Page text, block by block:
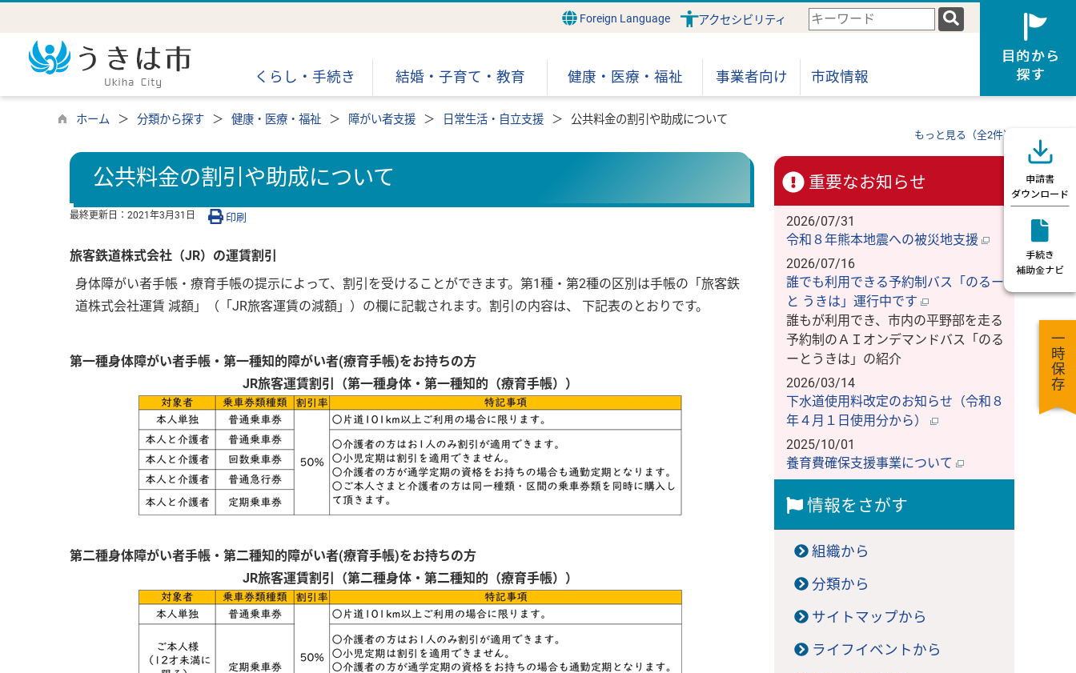
Foreign Language アクセシビリティ
検
ー
ワ
くらし・手続き 結婚・子育て・教育 健康・医療・福祉 事業者向け 市政情報
ホーム 分類から探す 健康・医療・福祉 障がい者支援 日常生活・自立支援 公共料金の割引や助成について
もっと見る（全2件）
公共料金の割引や助成について
最終更新日： 2021年3月31日 印刷
旅客鉄道株式会社（JR）の運賃割引
身体障がい者手帳・療育手帳の提示によって、割引を受けることができます。第1種・第2種の区別は手帳の「旅客鉄
道株式会社運賃 減額」（「JR旅客運賃の減額」）の欄に記載されます。割引の内容は、 下記表のとおりです。
第一種身体障がい者手帳・第一種知的障がい者(療育手帳)をお持ちの方
JR旅客運賃割引（第一種身体・第一種知的（療育手帳））
第二種身体障がい者手帳・第二種知的障がい者(療育手帳)をお持ちの方
JR旅客運賃割引（第二種身体・第二種知的（療育手帳））
重要なお知らせ
2026/07/31
令和８年熊本地震への被災地支援
2026/07/16
誰でも利用できる予約制バス「のるー
と うきは」運行中です
誰もが利用でき、市内の平野部を走る
予約制のＡＩオンデマンドバス「のる
ーとうきは」の紹介
2026/03/14
下水道使用料改定のお知らせ（令和８
年４月１日使用分から）
2025/10/01
養育費確保支援事業について
情報をさがす
組織から
分類から
サイトマップから
ライフイベントから
一時保存